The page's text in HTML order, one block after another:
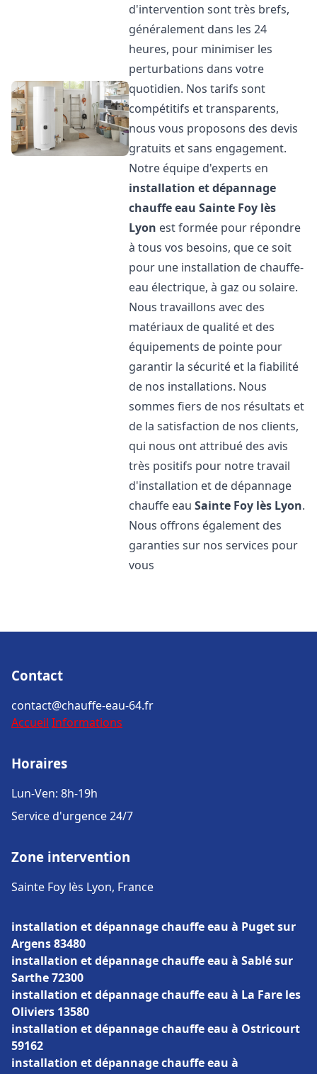
d'intervention sont très brefs,
généralement dans les 24
heures, pour minimiser les
perturbations dans votre
quotidien. Nos tarifs sont
compétitifs et transparents,
nous vous proposons des devis
gratuits et sans engagement.
Notre équipe d'experts en
installation et dépannage
chauffe eau Sainte Foy lès
Lyon est formée pour répondre
à tous vos besoins, que ce soit
pour une installation de chauffe-
eau électrique, à gaz ou solaire.
Nous travaillons avec des
matériaux de qualité et des
équipements de pointe pour
garantir la sécurité et la fiabilité
de nos installations. Nous
sommes fiers de nos résultats et
de la satisfaction de nos clients,
qui nous ont attribué des avis
très positifs pour notre travail
d'installation et de dépannage
chauffe eauSainte Foy lès Lyon.
Nous offrons également des
garanties sur nos services pour
vous
Contact
contact@chauffe-eau-64.fr
Accueil Informations
Horaires
Lun-Ven: 8h-19h
Service d'urgence 24/7
Zone intervention
Sainte Foy lès Lyon, France
installation et dépannage chauffe eau à Puget sur
Argens 83480
installation et dépannage chauffe eau à Sablé sur
Sarthe 72300
installation et dépannage chauffe eau à La Fare les
Oliviers 13580
installation et dépannage chauffe eau à Ostricourt
59162
installation et dépannage chauffe eau à